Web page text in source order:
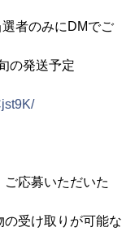
のみにDMでご
の発送予定
ご応募いただいた
の受け取りが可能な